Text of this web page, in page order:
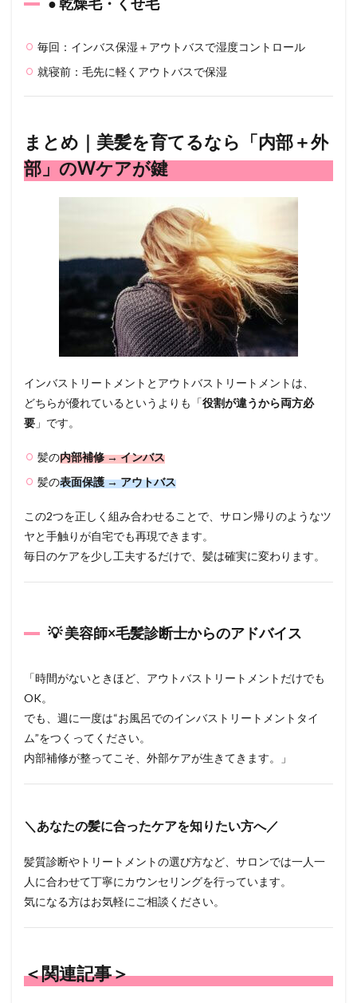
毎回：インバス保湿＋アウトバスで湿度コントロール
就寝前：毛先に軽くアウトバスで保湿
まとめ｜美髪を育てるなら「内部＋外
部」のWケアが鍵
インバストリートメントとアウトバストリートメントは、
どちらが優れているというよりも「役割が違うから両方必
要 」です。
髪の内部補修 → インバス
髪の表面保護 → アウトバス
この2つを正しく組み合わせることで、サロン帰りのようなツ
ヤと手触りが自宅でも再現できます。
毎日のケアを少し工夫するだけで、髪は確実に変わります。
💡 美容師×毛髪診断士からのアドバイス
「時間がないときほど、アウトバストリートメントだけでも
OK。
でも、週に一度は“お風呂でのインバストリートメントタイ
ム”をつくってください。
内部補修が整ってこそ、外部ケアが生きてきます。」
＼あなたの髪に合ったケアを知りたい方へ／
髪質診断やトリートメントの選び方など、サロンでは一人一
人に合わせて丁寧にカウンセリングを行っています。
気になる方はお気軽にご相談ください。
＜関連記事＞